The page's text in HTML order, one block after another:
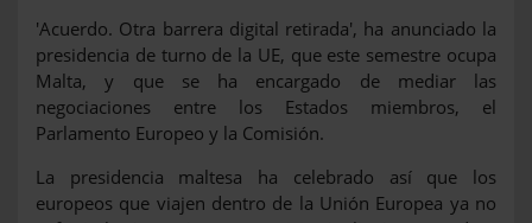
'Acuerdo. Otra barrera digital retirada', ha anunciado la
presidencia de turno de la UE, que este semestre ocupa
Malta, y que se ha encargado de mediar las
negociaciones entre los Estados miembros, el
Parlamento Europeo y la Comisión.
La presidencia maltesa ha celebrado así que los
europeos que viajen dentro de la Unión Europea ya no